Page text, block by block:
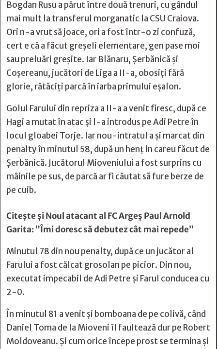
Bogdan Rusu a părut între două trenuri, cu gândul
mai mult la transferul morganatic la CSU Craiova.
Ori n-a vrut să joace, ori a fost într-o zi confuză,
cert e că a făcut greșeli elementare, gen pase moi
sau preluări greșite. Iar Blănaru, Șerbănică și
Coșereanu, jucători de Liga a II-a, obosiți fără
glorie, rătăciți parcă în iarba primului eșalon.
Golul Farului din repriza a II-a a venit firesc, după ce
Hagi a mutat în atac și l-a introdus pe Adi Petre în
locul gloabei Torje. Iar nou-intratul a și marcat din
penalty în minutul 58, după un henț in careu făcut de
Șerbănică. Jucătorul Mioveniului a fost surprins cu
mâinile pe sus, de parcă ar fi căutat să fure berze de
pe cuib.
Citește șiNoul atacant al FC Argeș Paul Arnold
Garita: ”Îmi doresc să debutez cât mai repede”
Minutul 78 din nou penalty, după ce un jucător al
Farului a fost călcat grosolan pe picior. Din nou,
executat impecabil de Adi Petre și Farul conducea cu
2-0.
În minutul 81 a venit și bomboana de pe colivă, când
Daniel Toma de la Mioveni îl faultează dur pe Robert
Moldoveanu. Și cum orice începe prost se termina și